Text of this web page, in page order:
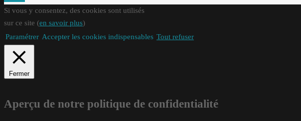
Si vous y consentez, des cookies sont utilisés
sur ce site (en savoir plus)
Paramétrer Accepter les cookies indispensables Tout refuser
Fermer
Aperçu de notre politique de confidentialité